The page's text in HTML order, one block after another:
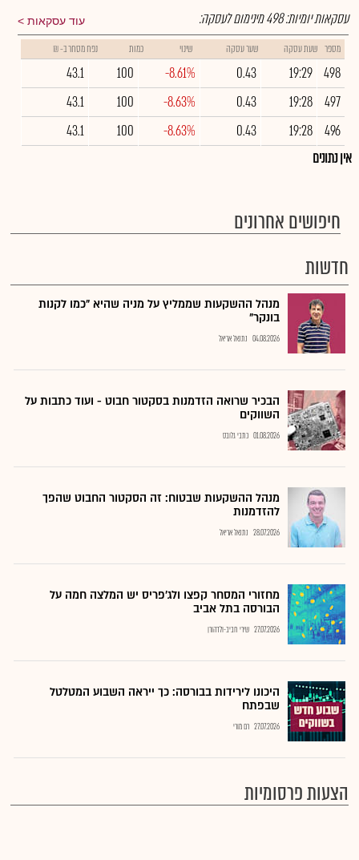
עוד עסקאות עסקאות יומיות:498מינימום לעסקה:
מספר שעת עסקה שער עסקה שינוי כמות נפח מסחר ב- ₪
498
19:29
0.43
-8.61%
100
43.1
497
19:28
0.43
-8.63%
100
43.1
496
19:28
0.43
-8.63%
100
43.1
אין נתונים
חיפושים אחרונים
חדשות
מנהל ההשקעות שממליץ על מניה שהיא "כמו לקנות
בונקר"
04.08.2026 נתנאל אריאל
הבכיר שרואה הזדמנות בסקטור חבוט - ועוד כתבות על
השווקים
01.08.2026 כתבי גלובס
מנהל ההשקעות שבטוח: זה הסקטור החבוט שהפך
להזדמנות
28.07.2026 נתנאל אריאל
מחזורי המסחר קפצו ולג'פריס יש המלצה חמה על
הבורסה בתל אביב
27.07.2026 שירי חביב-ולדהורן
היכונו לירידות בבורסה: כך ייראה השבוע המטלטל
שבפתח
27.07.2026 רם מורי
הצעות פרסומיות